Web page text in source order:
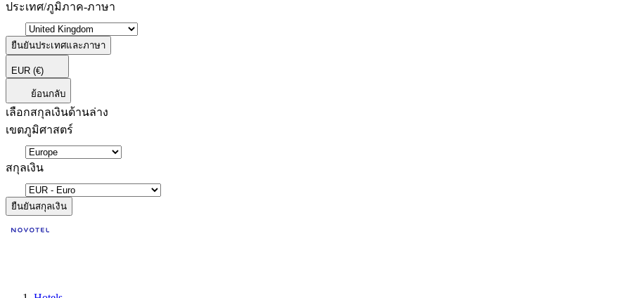
ประเทศ/ภูมิภาค-ภาษา
ยืนยันประเทศและภาษา
EUR (€)
ย้อนกลับ
เลือกสกุลเงินด้านล่าง
เขตภูมิศาสตร์
สกุลเงิน
ยืนยันสกุลเงิน